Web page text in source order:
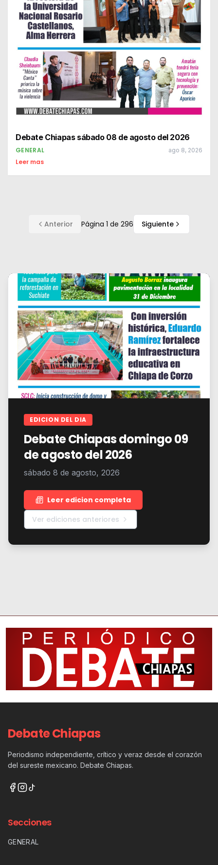
Debate Chiapas sábado 08 de agosto del 2026
GENERAL ago 8, 2026
Leer mas
Anterior Página 1 de 296 Siguiente
EDICION DEL DIA
Debate Chiapas domingo 09
de agosto del 2026
sábado 8 de agosto, 2026
Leer edicion completa
Ver ediciones anteriores
Debate Chiapas
Periodismo independiente, crítico y veraz desde el corazón
del sureste mexicano. Debate Chiapas.
Secciones
GENERAL